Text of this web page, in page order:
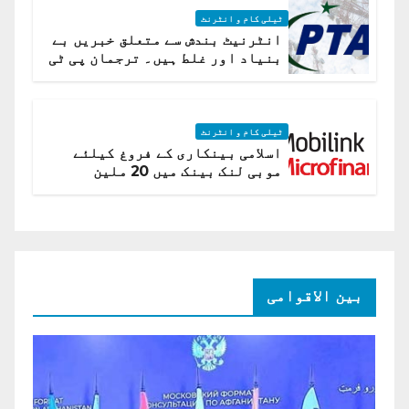
ٹیلی کام و انٹرنٹ
انٹرنیٹ بندش سے متعلق خبریں بے
بنیاد اور غلط ہیں۔ ترجمان پی ٹی
ٹیلی کام و انٹرنٹ
اسلامی بینکاری کے فروغ کیلئے
موبی لنک بینک میں 20 ملین
بین الاقوامی